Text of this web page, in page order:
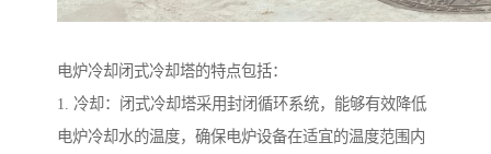
电炉冷却闭式冷却塔的特点包括：
1. 冷却：闭式冷却塔采用封闭循环系统，能够有效降低
电炉冷却水的温度，确保电炉设备在适宜的温度范围内